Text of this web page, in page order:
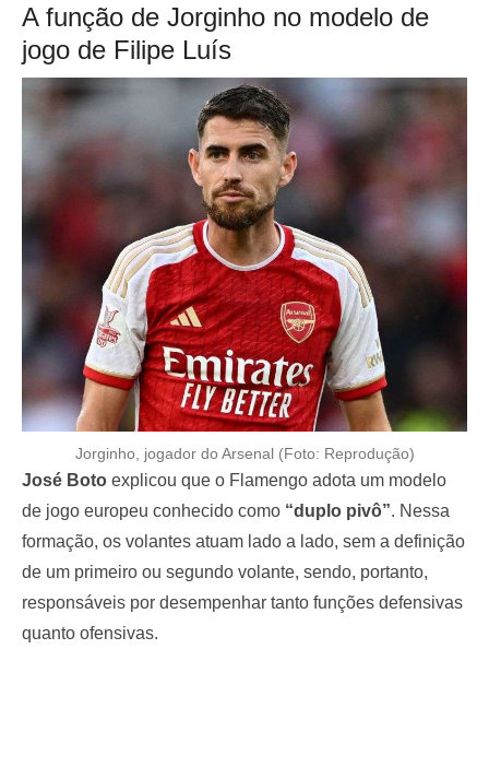
A função de Jorginho no modelo de
jogo de Filipe Luís
Jorginho, jogador do Arsenal (Foto: Reprodução)
José Boto explicou que o Flamengo adota um modelo
de jogo europeu conhecido como “duplo pivô”. Nessa
formação, os volantes atuam lado a lado, sem a definição
de um primeiro ou segundo volante, sendo, portanto,
responsáveis por desempenhar tanto funções defensivas
quanto ofensivas.